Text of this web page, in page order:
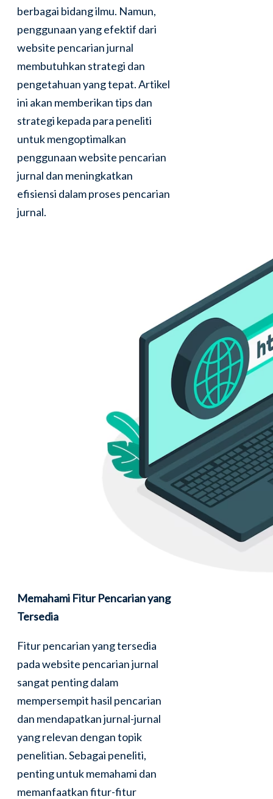
berbagai bidang ilmu. Namun,
penggunaan yang efektif dari
website pencarian jurnal
membutuhkan strategi dan
pengetahuan yang tepat. Artikel
ini akan memberikan tips dan
strategi kepada para peneliti
untuk mengoptimalkan
penggunaan website pencarian
jurnal dan meningkatkan
efisiensi dalam proses pencarian
jurnal.
Memahami Fitur Pencarian yang
Tersedia
Fitur pencarian yang tersedia
pada website pencarian jurnal
sangat penting dalam
mempersempit hasil pencarian
dan mendapatkan jurnal-jurnal
yang relevan dengan topik
penelitian. Sebagai peneliti,
penting untuk memahami dan
memanfaatkan fitur-fitur